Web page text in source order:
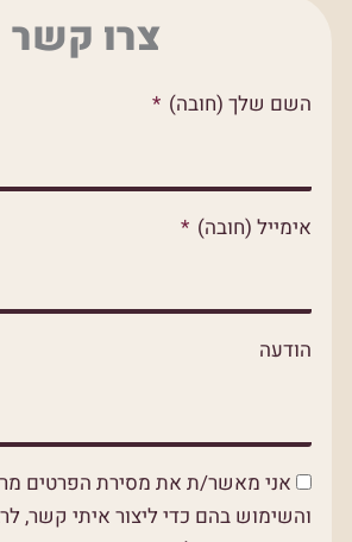
o
k
l
e
צרו קשר
השם שלך (חובה)
אימייל (חובה)
הודעה
אני מאשר/ת את מסירת הפרטים
והשימוש בהם כדי ליצור איתי קשר,